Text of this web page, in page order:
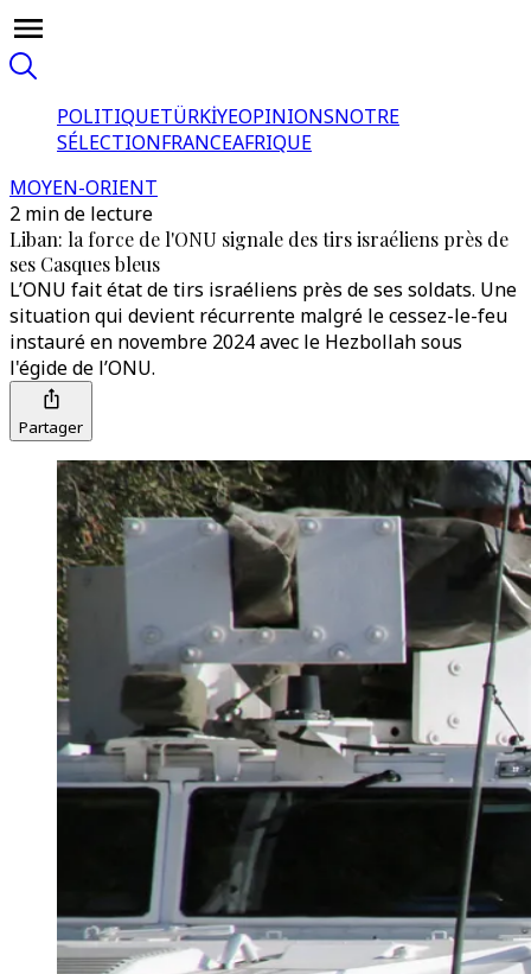
POLITIQUETÜRKİYEOPINIONSNOTRE
SÉLECTIONFRANCEAFRIQUE
MOYEN-ORIENT
2 min de lecture
Liban: la force de l'ONU signale des tirs israéliens près de
ses Casques bleus
L’ONU fait état de tirs israéliens près de ses soldats. Une
situation qui devient récurrente malgré le cessez-le-feu
instauré en novembre 2024 avec le Hezbollah sous
l'égide de l’ONU.
Partager